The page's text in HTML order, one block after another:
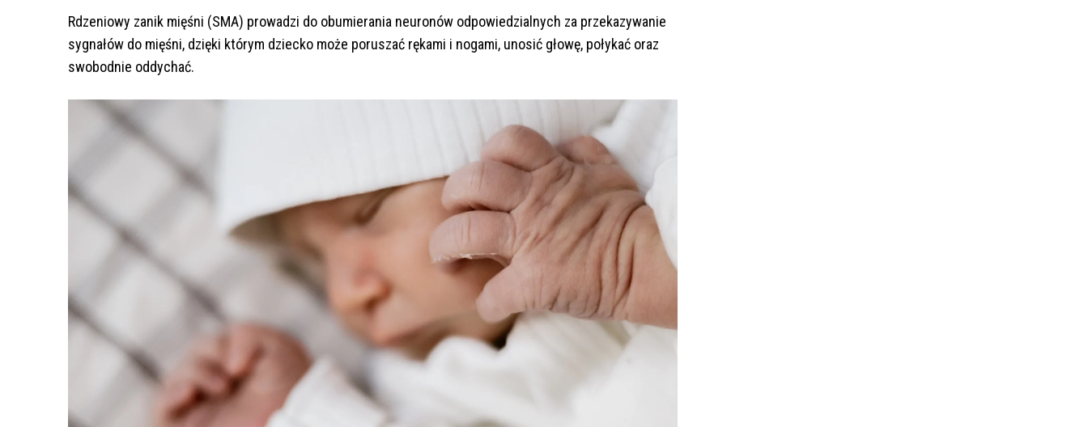
Rdzeniowy zanik mięśni (SMA) prowadzi do obumierania neuronów odpowiedzialnych za przekazywanie
sygnałów do mięśni, dzięki którym dziecko może poruszać rękami i nogami, unosić głowę, połykać oraz
swobodnie oddychać.